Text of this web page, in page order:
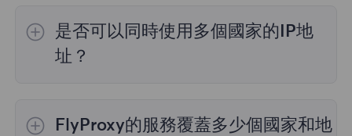
的代理選擇； 靜態住宅代理提供36個國家的代
理，購買時您可以選擇所需的國家。
是否可以同時使用多個國家的IP地
址？
有用。您可以在管理面板中自由選擇和切換不同
FlyProxy的服務覆蓋多少個國家和地